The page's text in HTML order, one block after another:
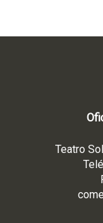
Teatro